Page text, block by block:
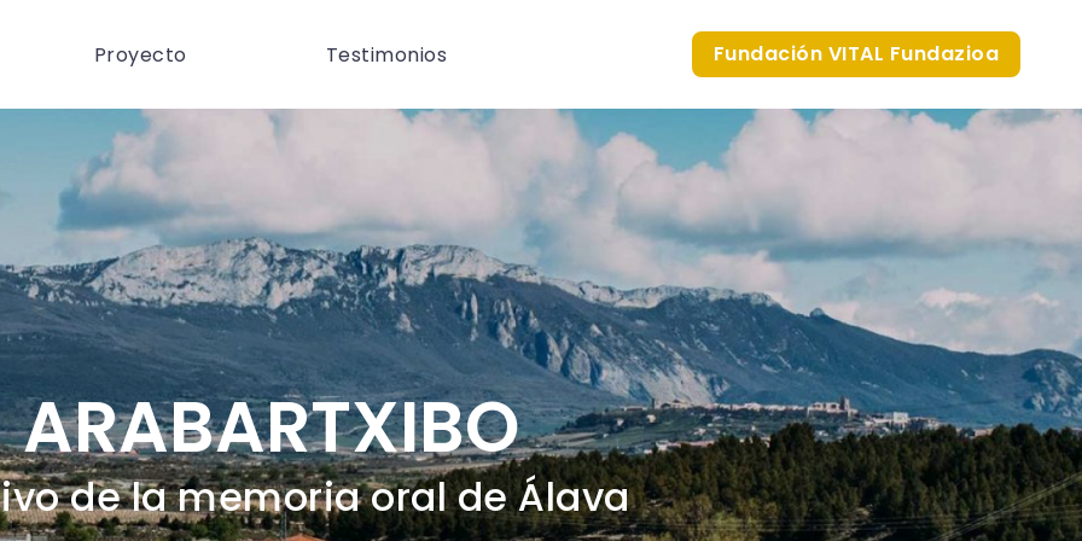
Proyecto Testimonios Fundación VITAL Fundazioa
ARABARTXIBO
de la memoria oral de Álava